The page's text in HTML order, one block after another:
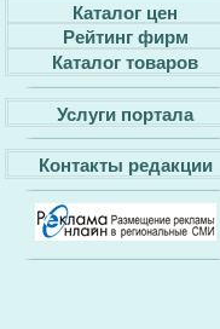
Каталог цен
Рейтинг фирм
Каталог товаров
Услуги портала
Контакты редакции